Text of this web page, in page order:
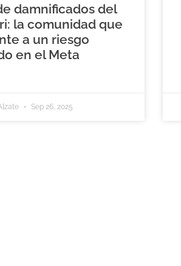
damnificados del
la comunidad que
a un riesgo
en el Meta
Sep 26, 2025